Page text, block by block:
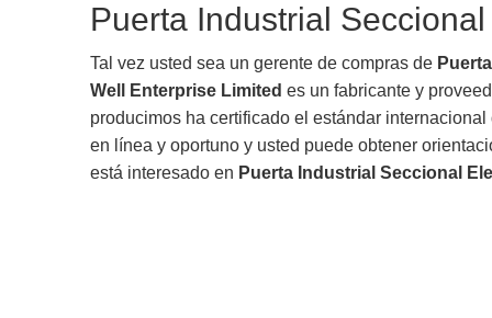
Puerta Industrial
Tal vez usted sea un gerente de compras de
Well Enterprise Limited es un fabricante y
producimos ha certificado el estándar
en línea y oportuno y usted puede obtener
está interesado en Puerta Industrial Seccional